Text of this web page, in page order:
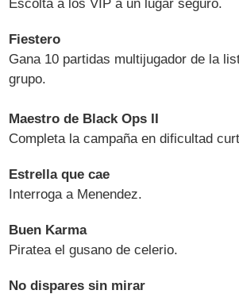
Escolta a los VIP a un lugar seguro.
Fiestero
Gana 10 partidas multijugador de la
grupo.
Maestro de Black Ops II
Completa la campaña en dificultad
Estrella que cae
Interroga a Menendez.
Buen Karma
Piratea el gusano de celerio.
No dispares sin mirar